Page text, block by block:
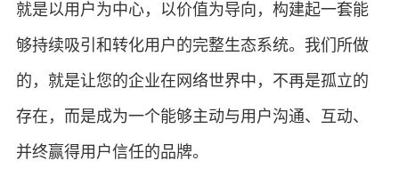
就是以用户为中心，以价值为导向，构建起一套能
够持续吸引和转化用户的完整生态系统。我们所做
的，就是让您的企业在网络世界中，不再是孤立的
存在，而是成为一个能够主动与用户沟通、互动、
并终赢得用户信任的品牌。